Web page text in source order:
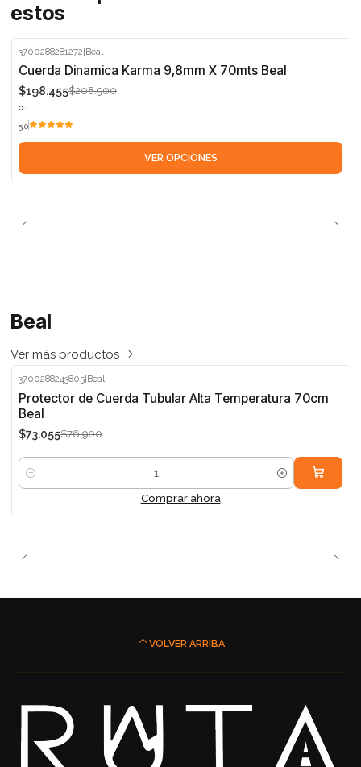
estos
-5%
3700288281272|Beal
Cuerda Dinamica Karma 9,8mm X 70mts Beal
$198.455$208.900
5.0
VER OPCIONES
Beal
Ver más productos
-5%
3700288243805 Beal
Protector de Cuerda Tubular Alta Temperatura 70cm
Beal
$73.055$76.900
Cantidad
Comprar ahora
VOLVER ARRIBA